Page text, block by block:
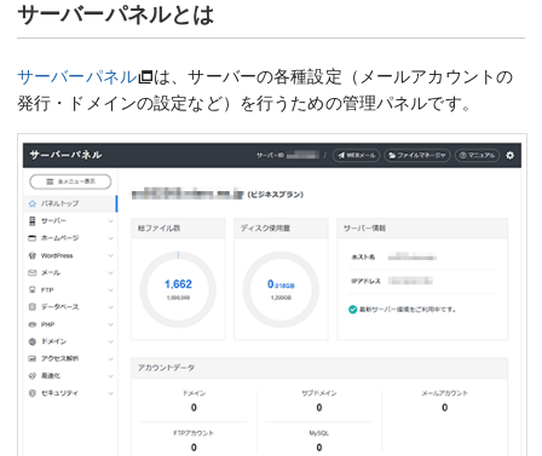
サーバーパネルとは
サーバーパネル
は、サーバーの各種設定（メールアカウントの
発行・ドメインの設定など）を行うための管理パネルです。